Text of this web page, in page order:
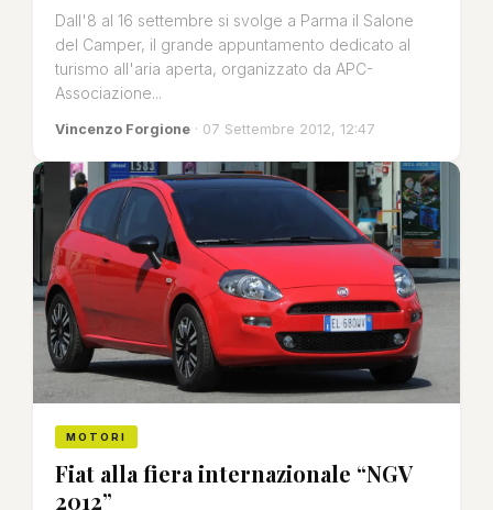
Dall'8 al 16 settembre si svolge a Parma il Salone
del Camper, il grande appuntamento dedicato al
turismo all'aria aperta, organizzato da APC-
Associazione...
Vincenzo Forgione · 07 Settembre 2012, 12:47
MOTORI
Fiat alla fiera internazionale “NGV
2012”